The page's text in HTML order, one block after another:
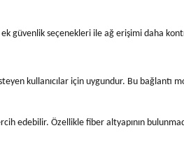
ek güvenlik seçenekleri ile ağ erişimi daha
kullanıcılar için uygundur. Bu bağlantı
edebilir. Özellikle fiber altyapının